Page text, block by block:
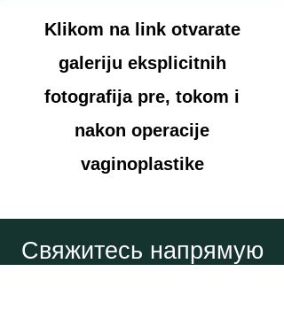
Klikom na link otvarate
galeriju eksplicitnih
fotografija pre, tokom i
nakon operacije
vaginoplastike
Свяжитесь напрямую